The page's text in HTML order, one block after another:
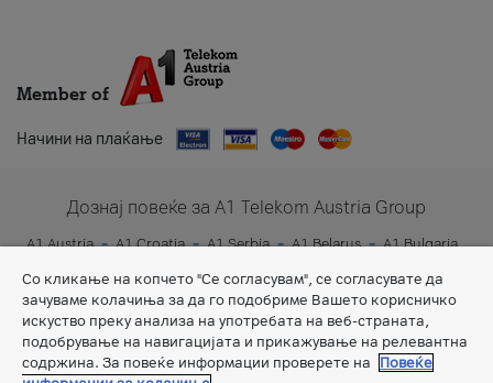
Member of
Начини на плаќање
Дознај повеќе за A1 Telekom Austria Group
A1 Austria A1 Croatia A1 Serbia A1 Belarus
A1 Bulgaria
Со кликање на копчето "Се согласувам", се согласувате да
зачуваме колачиња за да го подобриме Вашето корисничко
искуство преку анализа на употребата на веб-страната,
подобрување на навигацијата и прикажување на релевантна
содржина. За повеќе информации проверете на
Повеќе